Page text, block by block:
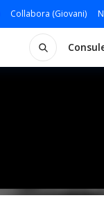
Collabora (Giovani)